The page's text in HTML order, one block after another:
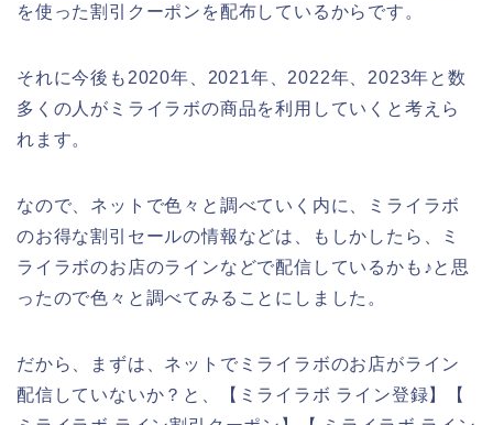
を使った割引クーポンを配布しているからです。
それに今後も2020年、2021年、2022年、2023年と数
多くの人がミライラボの商品を利用していくと考えら
れます。
なので、ネットで色々と調べていく内に、ミライラボ
のお得な割引セールの情報などは、もしかしたら、ミ
ライラボのお店のラインなどで配信しているかも♪と思
ったので色々と調べてみることにしました。
だから、まずは、ネットでミライラボのお店がライン
配信していないか？と、【ミライラボ ライン登録】【